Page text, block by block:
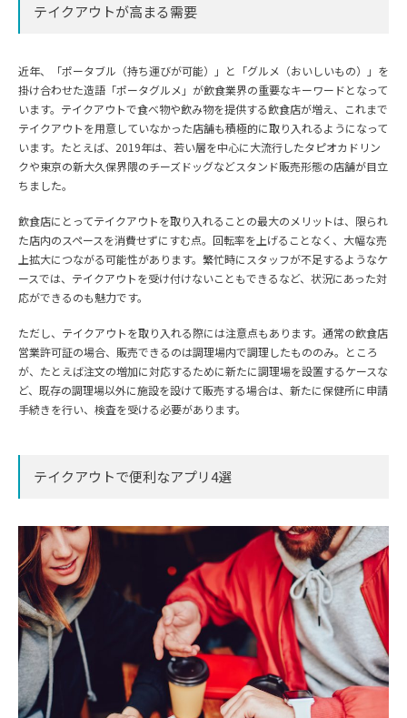
テイクアウトが高まる需要
近年、「ポータブル（持ち運びが可能）」と「グルメ（おいしいもの）」を
掛け合わせた造語「ポータグルメ」が飲食業界の重要なキーワードとなって
います。テイクアウトで食べ物や飲み物を提供する飲食店が増え、これまで
テイクアウトを用意していなかった店舗も積極的に取り入れるようになって
います。たとえば、2019年は、若い層を中心に大流行したタピオカドリン
クや東京の新大久保界隈のチーズドッグなどスタンド販売形態の店舗が目立
ちました。
飲食店にとってテイクアウトを取り入れることの最大のメリットは、限られ
た店内のスペースを消費せずにすむ点。回転率を上げることなく、大幅な売
上拡大につながる可能性があります。繁忙時にスタッフが不足するようなケ
ースでは、テイクアウトを受け付けないこともできるなど、状況にあった対
応ができるのも魅力です。
ただし、テイクアウトを取り入れる際には注意点もあります。通常の飲食店
営業許可証の場合、販売できるのは調理場内で調理したもののみ。ところ
が、たとえば注文の増加に対応するために新たに調理場を設置するケースな
ど、既存の調理場以外に施設を設けて販売する場合は、新たに保健所に申請
手続きを行い、検査を受ける必要があります。
テイクアウトで便利なアプリ4選